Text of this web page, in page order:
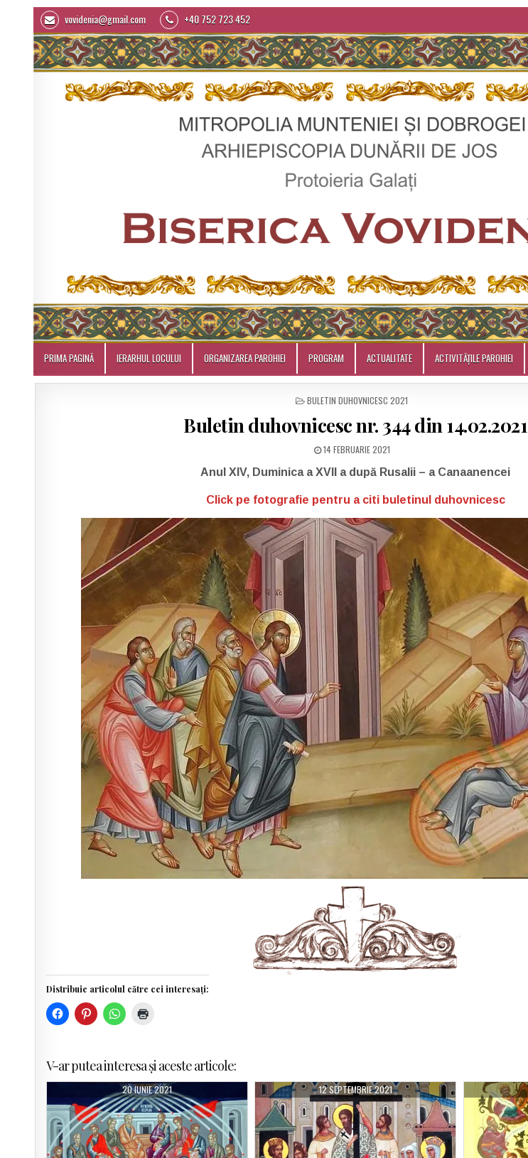
vovidenia@gmail.com +40 752 723 452
PRIMA PAGINĂ IERARHUL LOCULUI ORGANIZAREA PAROHIEI PROGRAM ACTUALITATE ACTIVITĂȚILE PAROHIEI
POSTED
BULETIN DUHOVNICESC 2021
Buletin duhovnicesc nr. 344 din 14.02.2021
14 FEBRUARIE 2021
Anul XIV, Duminica a XVII a după Rusalii – a Canaanencei
Click pe fotografie pentru a citi buletinul duhovnicesc
Distribuie articolul către cei interesați:
V-ar putea interesa și aceste articole:
20 IUNIE 2021 12 SEPTEMBRIE 2021